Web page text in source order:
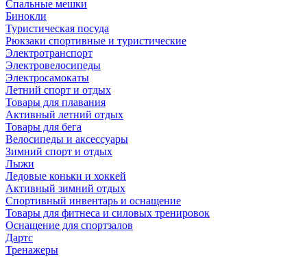
Спальные мешки
Бинокли
Туристическая посуда
Рюкзаки спортивные и туристические
Электротранспорт
Электровелосипеды
Электросамокаты
Летний спорт и отдых
Товары для плавания
Активный летний отдых
Товары для бега
Велосипеды и аксессуары
Зимний спорт и отдых
Лыжи
Ледовые коньки и хоккей
Активный зимний отдых
Спортивный инвентарь и оснащение
Товары для фитнеса и силовых тренировок
Оснащение для спортзалов
Дартс
Тренажеры